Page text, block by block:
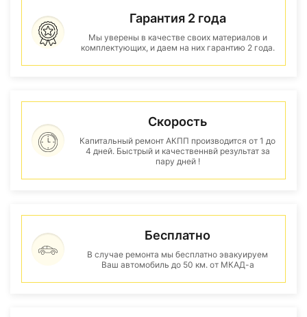
Гарантия 2 года
Мы уверены в качестве своих материалов и
комплектующих, и даем на них гарантию 2 года.
Скорость
Капитальный ремонт АКПП производится от 1 до
4 дней. Быстрый и качественнвй результат за
пару дней !
Бесплатно
В случае ремонта мы бесплатно эвакуируем
Ваш автомобиль до 50 км. от МКАД-а